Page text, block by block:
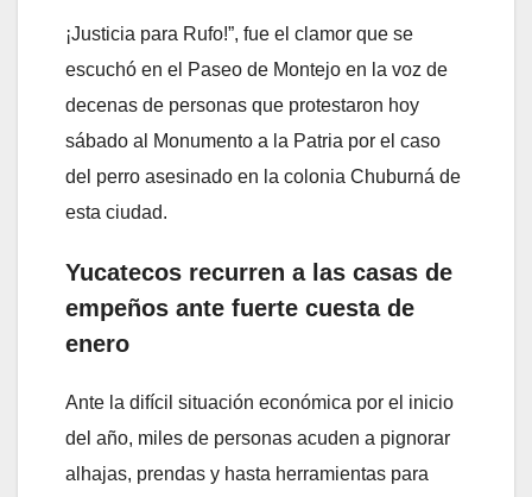
¡Justicia para Rufo!”, fue el clamor que se
escuchó en el Paseo de Montejo en la voz de
decenas de personas que protestaron hoy
sábado al Monumento a la Patria por el caso
del perro asesinado en la colonia Chuburná de
esta ciudad.
Yucatecos recurren a las casas de
empeños ante fuerte cuesta de
enero
Ante la difícil situación económica por el inicio
del año, miles de personas acuden a pignorar
alhajas, prendas y hasta herramientas para